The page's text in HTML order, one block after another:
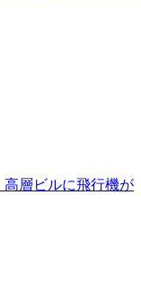
高層ビルに飛行機が